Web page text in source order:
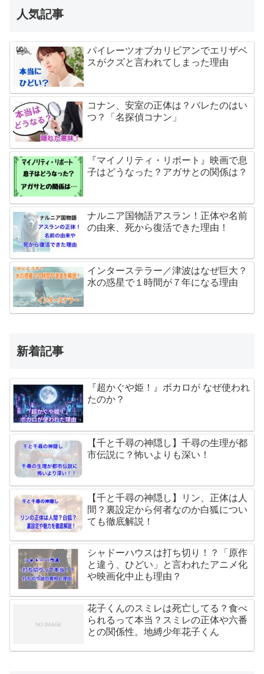
人気記事
パイレーツオブカリビアンでエリザベ
スがクズと言われてしまった理由
コナン、安室の正体は？バレたのはい
つ？「名探偵コナン」
『マイノリティ・リポート』映画で息
子はどうなった？アガサとの関係は？
ナルニア国物語アスラン！正体や名前
の由来、死から復活できた理由！
インターステラー／津波はなぜ巨大？
水の惑星で１時間が７年になる理由
新着記事
『超かぐや姫！』ボカロが なぜ使われ
たのか？
【千と千尋の神隠し】千尋の生理が都
市伝説に？怖いよりも深い！
【千と千尋の神隠し】リン、正体は人
間？裏設定から何者なのか白狐につい
ても徹底解説！
シャドーハウスは打ち切り！？「原作
と違う、ひどい」と言われたアニメ化
や映画化中止も理由？
花子くんのスミレは死亡してる？食べ
られるって本当？スミレの正体や六番
との関係性。地縛少年花子くん